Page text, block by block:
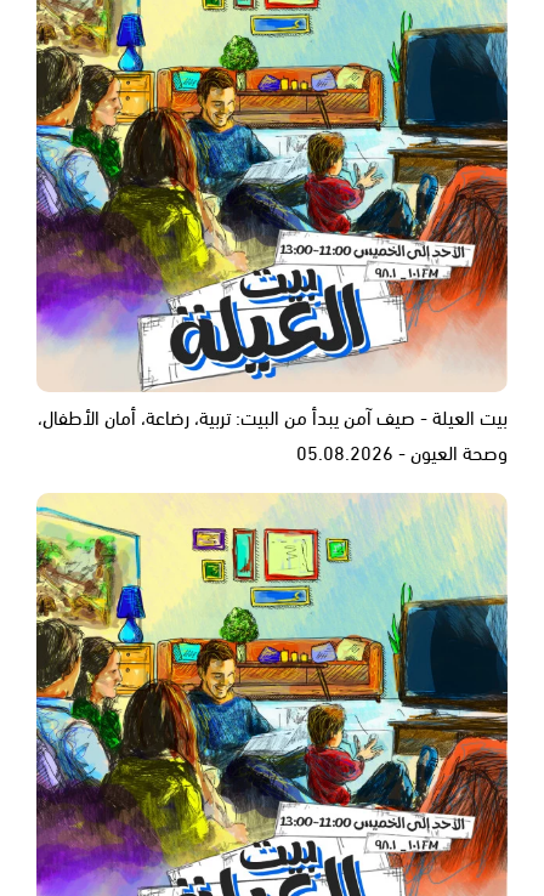
بيت العيلة - صيف آمن يبدأ من البيت: تربية، رضاعة، أمان الأطفال،
وصحة العيون - 05.08.2026